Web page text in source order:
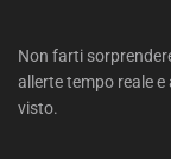
Non farti
allerte tempo reale e
visto.